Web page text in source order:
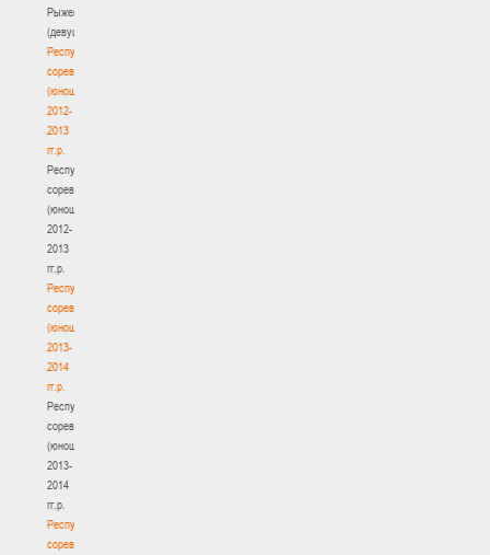
Рыженкова
(девушки)
Республиканские
соревнования
(юноши)
2012-
2013
гг.р.
Республиканские
соревнования
(юноши)
2012-
2013
гг.р.
Республиканские
соревнования
(юноши)
2013-
2014
гг.р.
Республиканские
соревнования
(юноши)
2013-
2014
гг.р.
Республиканские
соревнования